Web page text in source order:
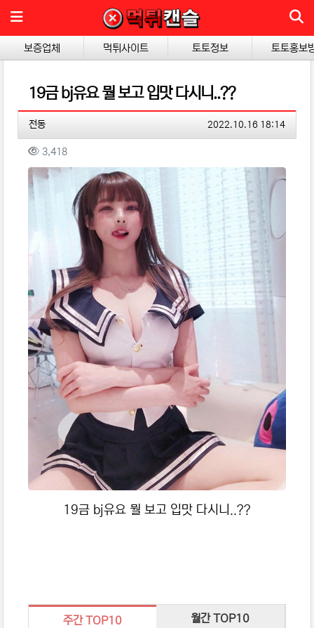
메뉴
보증업체 먹튀사이트 토토정보 토토홍보
19금 bj유요 뭘 보고 입맛 다시니..??
작성자 정보
전동작성 작성일
2022.10.16 18:14
컨텐츠 정보
3,418조회
본문
19금 bj유요 뭘 보고 입맛 다시니..??
주간 TOP10 월간 TOP10